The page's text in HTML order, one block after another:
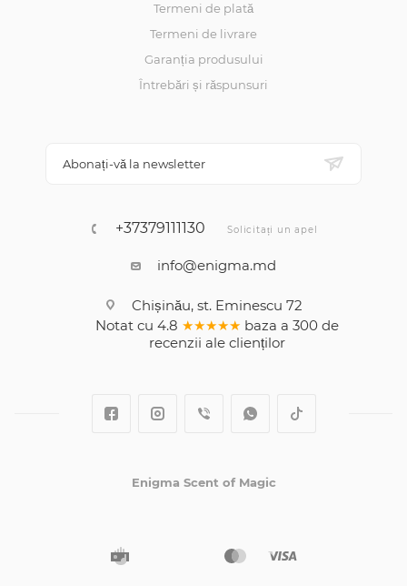
Termeni de plată
Termeni de livrare
Garanția produsului
Întrebări și răspunsuri
Abonați-vă la newsletter
+37379111130 Solicitați un apel
info@enigma.md
Chișinău, st. Eminescu 72
Notat cu 4.8 ★★★★★ baza a 300 de
recenzii ale clienților
Enigma Scent of Magic